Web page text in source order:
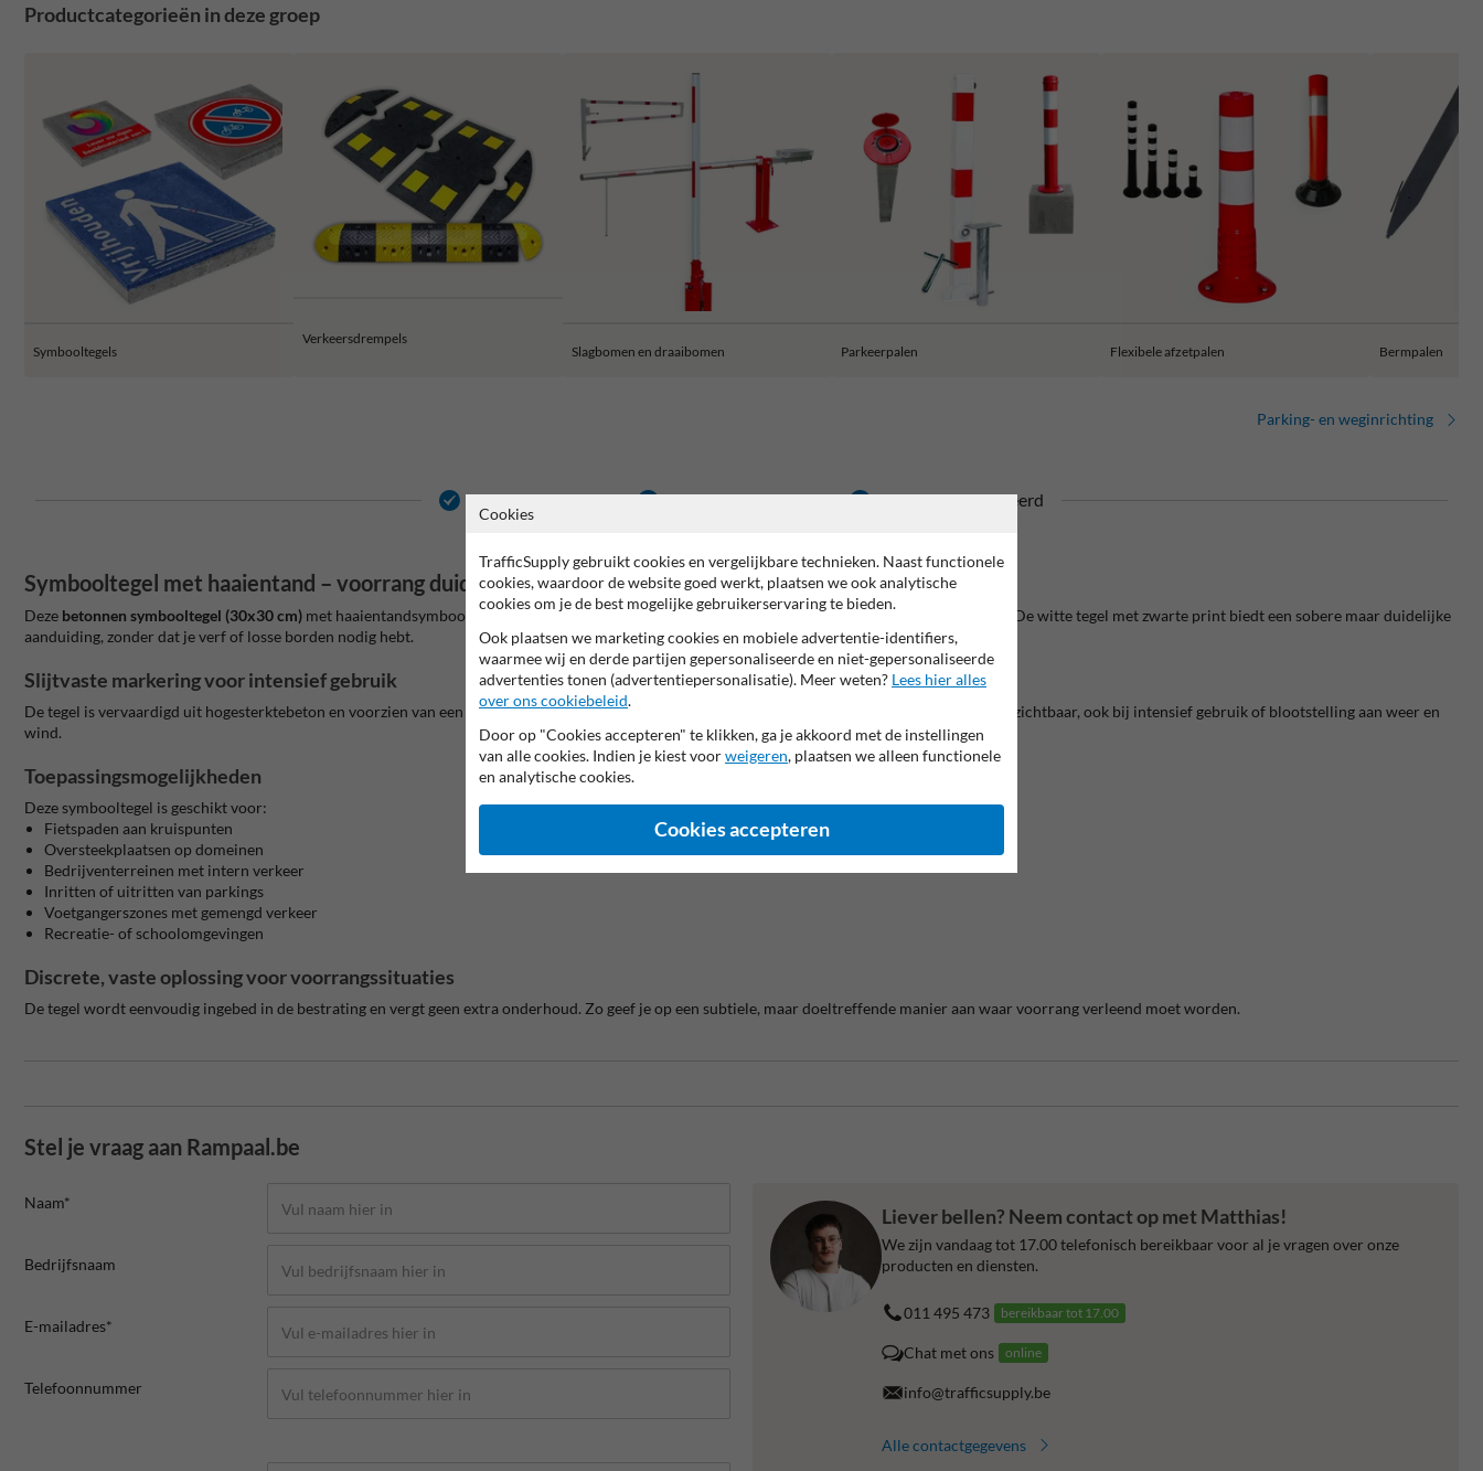
Productcategorieën in deze groep
Symbooltegels
Verkeersdrempels
Slagbomen en draaibomen Parkeerpalen Flexibele afzetpalen Bermpalen
Parking- en weginrichting
2 jaar fabrieksgarantie Controle door specialist KOMO gecertificeerd
Symbooltegel met haaientand – voorrang duidelijk markeren in beton
Deze betonnen symbooltegel (30x30 cm) met haaientandsymbool is ideaal om in de bestrating aan te duiden dat voorrang verleend moet worden. De witte tegel met zwarte print biedt een sobere maar duidelijke
aanduiding, zonder dat je verf of losse borden nodig hebt.
Slijtvaste markering voor intensief gebruik
De tegel is vervaardigd uit hogesterktebeton en voorzien van een UV-bestendige en slijtvaste opdruk. Hierdoor blijft het haaientandsymbool goed zichtbaar, ook bij intensief gebruik of blootstelling aan weer en
wind.
Toepassingsmogelijkheden
Deze symbooltegel is geschikt voor:
Fietspaden aan kruispunten
Oversteekplaatsen op domeinen
Bedrijventerreinen met intern verkeer
Inritten of uitritten van parkings
Voetgangerszones met gemengd verkeer
Recreatie- of schoolomgevingen
Discrete, vaste oplossing voor voorrangssituaties
De tegel wordt eenvoudig ingebed in de bestrating en vergt geen extra onderhoud. Zo geef je op een subtiele, maar doeltreffende manier aan waar voorrang verleend moet worden.
Stel je vraag aan Rampaal.be
Naam*
Bedrijfsnaam
E-mailadres*
Telefoonnummer
Liever bellen? Neem contact op met Matthias!
We zijn vandaag tot 17.00 telefonisch bereikbaar voor al je vragen over onze
producten en diensten.
011 495 473 bereikbaar tot 17.00
Chat met ons online
info@trafficsupply.be
Alle contactgegevens
Cookies
TrafficSupply gebruikt cookies en vergelijkbare technieken. Naast functionele
cookies, waardoor de website goed werkt, plaatsen we ook analytische
cookies om je de best mogelijke gebruikerservaring te bieden.
Ook plaatsen we marketing cookies en mobiele advertentie-identifiers,
waarmee wij en derde partijen gepersonaliseerde en niet-gepersonaliseerde
advertenties tonen (advertentiepersonalisatie). Meer weten? Lees hier alles
over ons cookiebeleid.
Door op "Cookies accepteren" te klikken, ga je akkoord met de instellingen
van alle cookies. Indien je kiest voorweigeren, plaatsen we alleen functionele
en analytische cookies.
Cookies accepteren